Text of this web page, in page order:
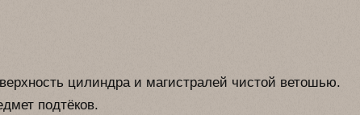
цилиндра и магистралей чистой ветошью.
подтёков.